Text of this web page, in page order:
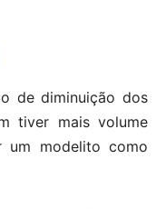
de diminuição dos
tiver mais volume
um modelito como